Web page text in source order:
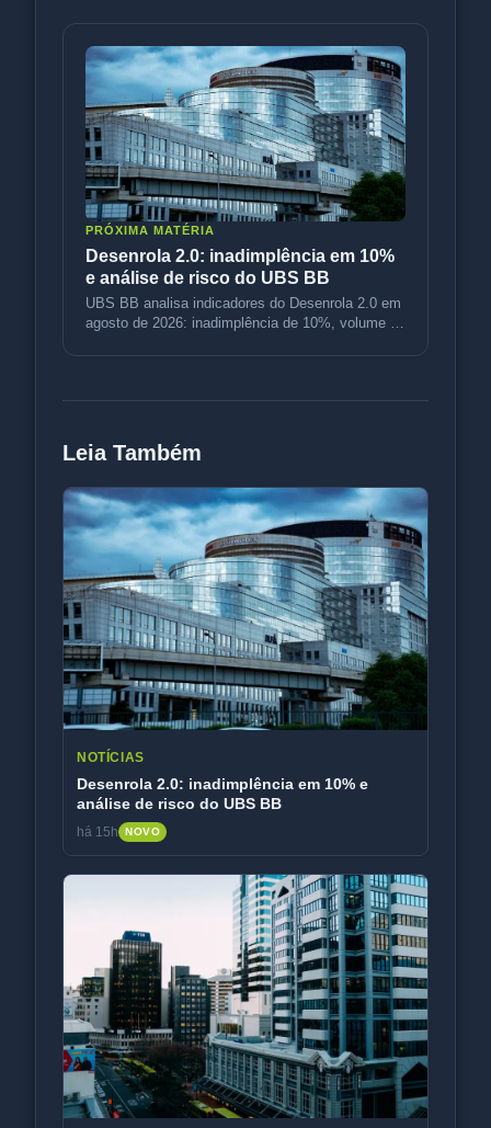
PRÓXIMA MATÉRIA
Desenrola 2.0: inadimplência em 10%
e análise de risco do UBS BB
UBS BB analisa indicadores do Desenrola 2.0 em
agosto de 2026: inadimplência de 10%, volume de
Leia Também
NOTÍCIAS
Desenrola 2.0: inadimplência em 10% e
análise de risco do UBS BB
há 15h NOVO